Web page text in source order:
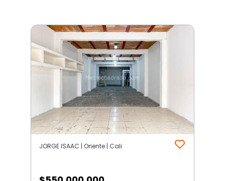
JORGE ISAAC | Oriente | Cali